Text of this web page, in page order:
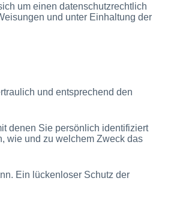
um einen datenschutzrechtlich
und unter Einhaltung der
und entsprechend den
denen Sie persönlich identifiziert
wie und zu welchem Zweck das
Ein lückenloser Schutz der